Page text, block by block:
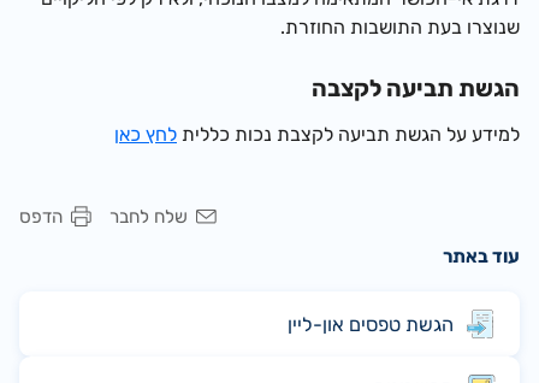
שנוצרו בעת התושבות החוזרת.
הגשת תביעה לקצבה
למידע על הגשת תביעה לקצבת נכות כלליתלחץ כאן
הדפס
שלח לחבר
עוד באתר
הגשת טפסים און-ליין